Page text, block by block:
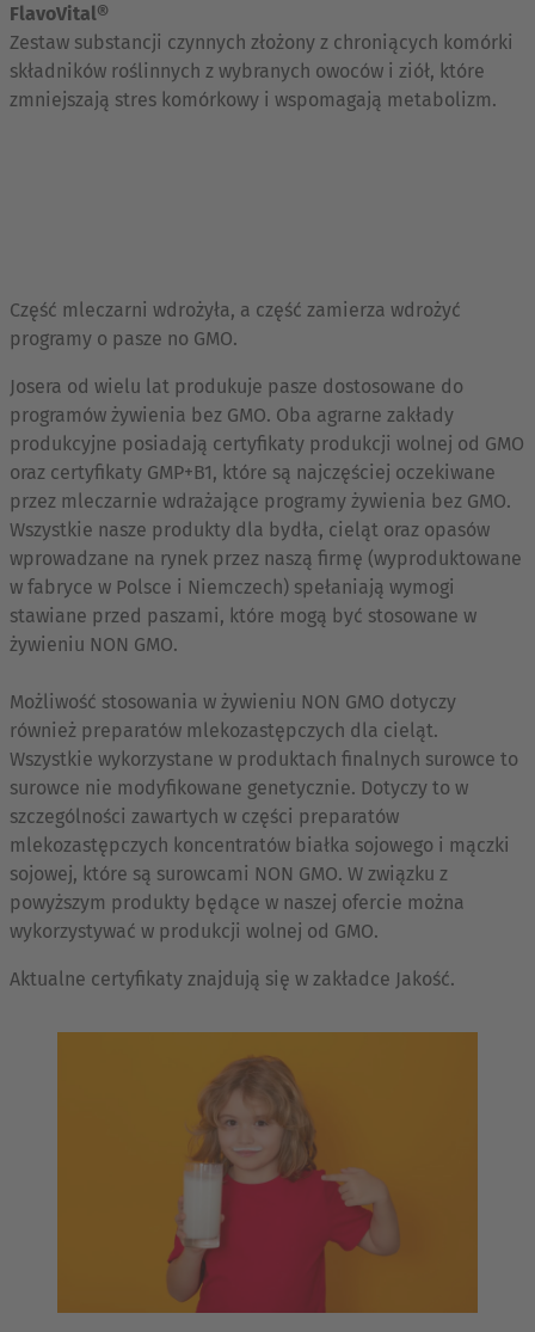
FlavoVital®
Zestaw substancji czynnych złożony z chroniących komórki
składników roślinnych z wybranych owoców i ziół, które
zmniejszają stres komórkowy i wspomagają metabolizm.
Część mleczarni wdrożyła, a część zamierza wdrożyć
programy o pasze no GMO.
Josera od wielu lat produkuje pasze dostosowane do
programów żywienia bez GMO. Oba agrarne zakłady
produkcyjne posiadają certyfikaty produkcji wolnej od GMO
oraz certyfikaty GMP+B1, które są najczęściej oczekiwane
przez mleczarnie wdrażające programy żywienia bez GMO.
Wszystkie nasze produkty dla bydła, cieląt oraz opasów
wprowadzane na rynek przez naszą firmę (wyproduktowane
w fabryce w Polsce i Niemczech) spełaniają wymogi
stawiane przed paszami, które mogą być stosowane w
żywieniu NON GMO.
Możliwość stosowania w żywieniu NON GMO dotyczy
również preparatów mlekozastępczych dla cieląt.
Wszystkie wykorzystane w produktach finalnych surowce to
surowce nie modyfikowane genetycznie. Dotyczy to w
szczególności zawartych w części preparatów
mlekozastępczych koncentratów białka sojowego i mączki
sojowej, które są surowcami NON GMO. W związku z
powyższym produkty będące w naszej ofercie można
wykorzystywać w produkcji wolnej od GMO.
Aktualne certyfikaty znajdują się w zakładce Jakość.